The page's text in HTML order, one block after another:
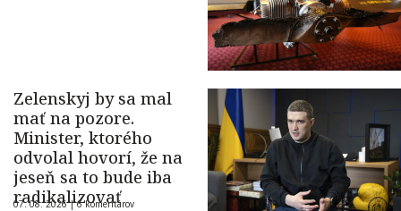
Zelenskyj by sa mal
mať na pozore.
Minister, ktorého
odvolal hovorí, že na
jeseň sa to bude iba
radikalizovať
07. 08. 2026 |6 komentárov